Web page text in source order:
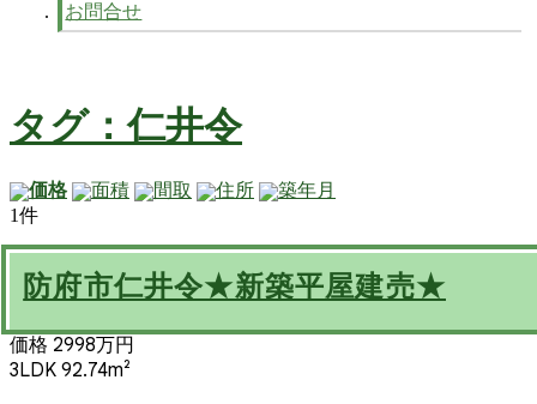
お問合せ
タグ：仁井令
価格 面積 間取 住所 築年月
1件
防府市仁井令★新築平屋建売★
価格 2998万円
3LDK 92.74m²